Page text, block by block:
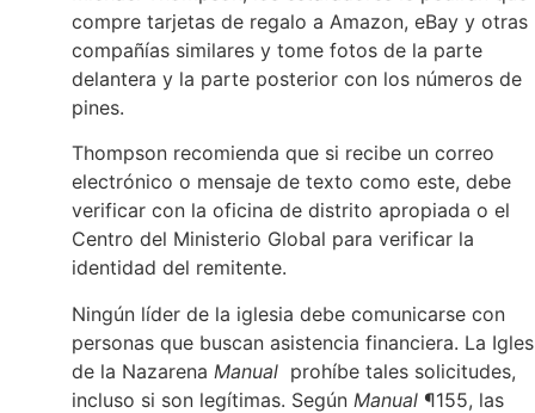
compre tarjetas de regalo a Amazon, eBay y otras
compañías similares y tome fotos de la parte
delantera y la parte posterior con los números de
pines.
Thompson recomienda que si recibe un correo
electrónico o mensaje de texto como este, debe
verificar con la oficina de distrito apropiada o el
Centro del Ministerio Global para verificar la
identidad del remitente.
Ningún líder de la iglesia debe comunicarse con
personas que buscan asistencia financiera. La
de la Nazarena Manual prohíbe tales solicitudes,
incluso si son legítimas. Según Manual ¶155, las